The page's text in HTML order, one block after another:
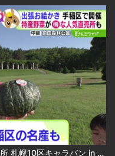
旬の野菜や果物発見！お得な野菜直売所 札幌10区キャラバン in 手稲区 2026-08-03